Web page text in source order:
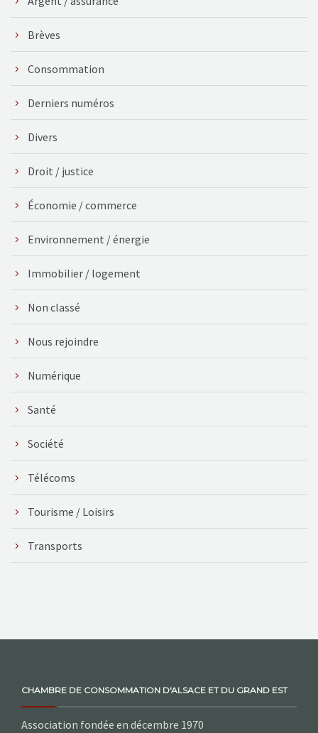
Brèves
Consommation
Derniers numéros
Divers
Droit / justice
Économie / commerce
Environnement / énergie
Immobilier / logement
Non classé
Nous rejoindre
Numérique
Santé
Société
Télécoms
Tourisme / Loisirs
Transports
CHAMBRE DE CONSOMMATION D'ALSACE ET DU GRAND EST
Association fondée en décembre 1970